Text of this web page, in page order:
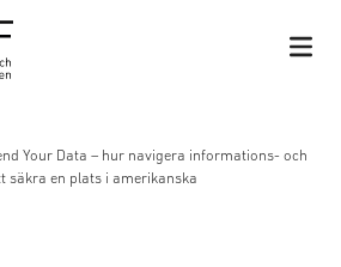
Your Data – hur navigera informations- och
säkra en plats i amerikanska